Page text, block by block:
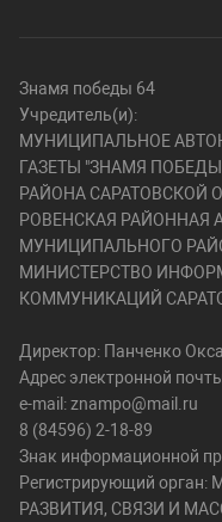
Знамя победы 64
Учредитель(и):
МУНИЦИПАЛЬНОЕ
ГАЗЕТЫ "ЗНАМЯ
РАЙОНА САРАТОВСКОЙ
РОВЕНСКАЯ РАЙОННАЯ
МУНИЦИПАЛЬНОГО
МИНИСТЕРСТВО
КОММУНИКАЦИЙ
Директор: Панченко
Адрес электронной
e-mail: znampo@mail.ru
8 (84596) 2-18-89
Знак информационной
Регистрирующий
РАЗВИТИЯ, СВЯЗИ И